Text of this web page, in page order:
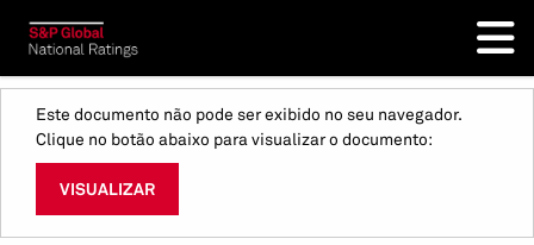
Este documento não pode ser exibido no seu navegador.
Clique no botão abaixo para visualizar o documento:
VISUALIZAR